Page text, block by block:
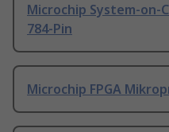
Microchip System-on-
784-Pin
Microchip FPGA